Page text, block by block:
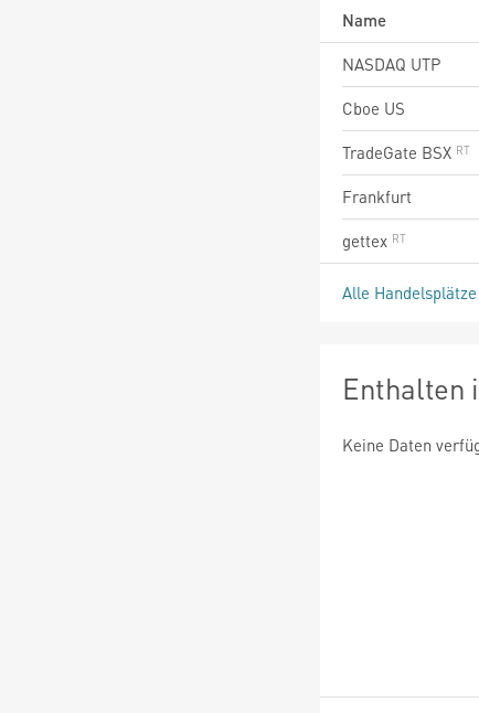
Name
NASDAQ UTP
Cboe US
TradeGate BSX
Frankfurt
gettex
Alle
Enthalten
Keine Daten